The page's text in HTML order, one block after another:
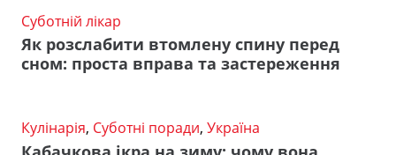
Суботній лікар
Як розслабити втомлену спину перед
сном: проста вправа та застереження
Кулінарія, Суботні поради, Україна